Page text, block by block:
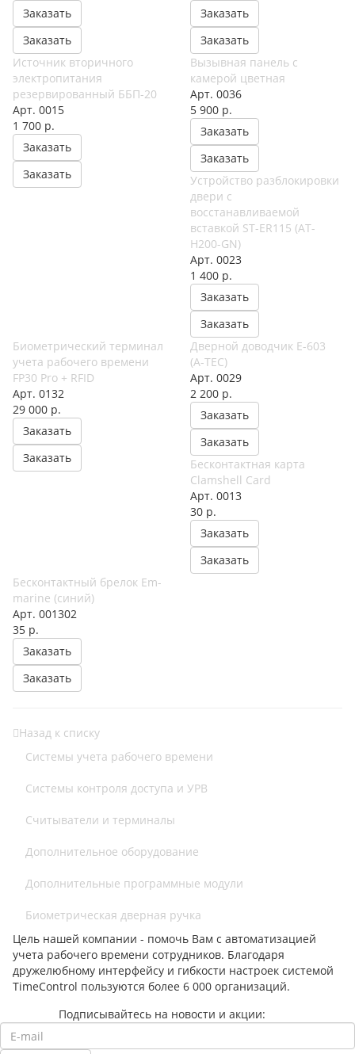
Заказать
Заказать
Заказать
Заказать
Источник вторичного
электропитания
резервированный ББП-20
Арт. 0015
1 700 р.
Заказать
Заказать
Вызывная панель с
камерой цветная
Арт. 0036
5 900 р.
Заказать
Заказать
Устройство разблокировки
двери с
восстанавливаемой
вставкой ST-ER115 (AT-
H200-GN)
Арт. 0023
1 400 р.
Заказать
Заказать
Биометрический терминал
учета рабочего времени
FP30 Pro + RFID
Арт. 0132
29 000 р.
Заказать
Заказать
Дверной доводчик E-603
(A-TEC)
Арт. 0029
2 200 р.
Заказать
Заказать
Бесконтактная карта
Clamshell Card
Арт. 0013
30 р.
Заказать
Заказать
Бесконтактный брелок Em-
marine (синий)
Арт. 001302
35 р.
Заказать
Заказать
Назад к списку
Cистемы учета рабочего времени
Системы контроля доступа и УРВ
Считыватели и терминалы
Дополнительное оборудование
Дополнительные программные модули
Биометрическая дверная ручка
Цель нашей компании - помочь Вам с автоматизацией
учета рабочего времени сотрудников. Благодаря
дружелюбному интерфейсу и гибкости настроек системой
TimeControl пользуются более 6 000 организаций.
Подписывайтесь на новости и акции: